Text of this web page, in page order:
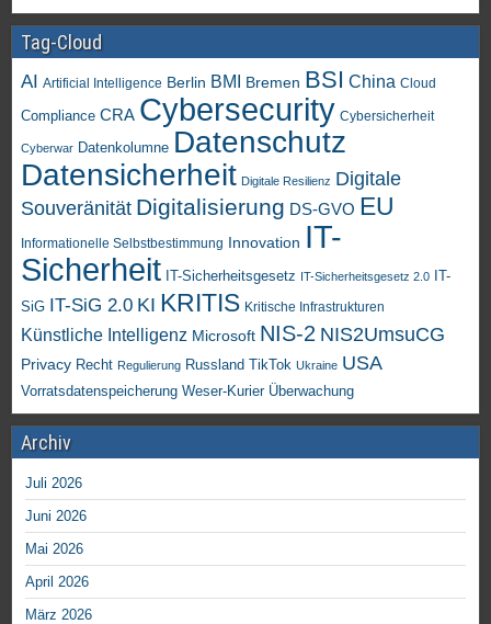
Tag-Cloud
AI Artificial Intelligence Berlin BMI Bremen BSI China Cloud
Compliance CRA Cybersecurity Cybersicherheit
Cyberwar Datenkolumne Datenschutz
Datensicherheit Digitale Resilienz Digitale
Souveränität Digitalisierung DS-GVO EU
Informationelle Selbstbestimmung Innovation IT-
Sicherheit IT-Sicherheitsgesetz IT-Sicherheitsgesetz 2.0
IT-
SiG IT-SiG 2.0 KI KRITIS Kritische Infrastrukturen
Künstliche Intelligenz Microsoft NIS-2 NIS2UmsuCG
Privacy Recht Regulierung Russland TikTok Ukraine USA
Vorratsdatenspeicherung Weser-Kurier Überwachung
Archiv
Juli 2026
Juni 2026
Mai 2026
April 2026
März 2026